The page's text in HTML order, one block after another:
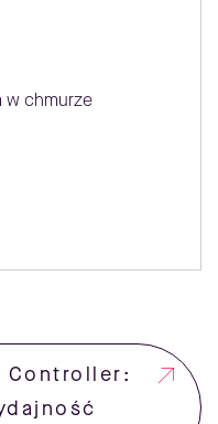
w chmurze
Controller: